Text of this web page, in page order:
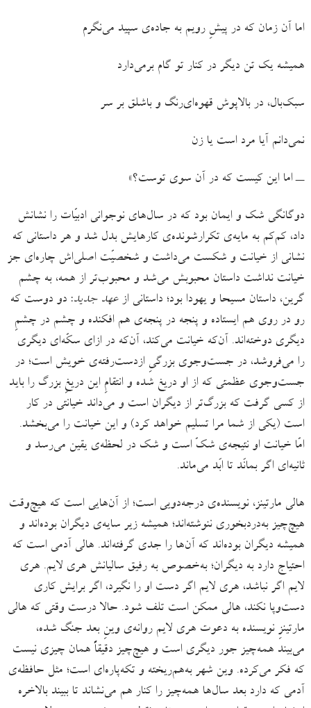
اما آن زمان که در پیشِ رویم به جاده‌ی سپید می‌نگرم
همیشه یک تن دیگر در کنار تو گام برمی‌دارد
سبک‌بال، در بالاپوش قهوه‌ای‌رنگ و باشلق بر سر
نمی‌دانم آیا مرد است یا زن
ــ اما این کیست که در آن سوی توست؟»
دوگانگی شک و ایمان بود که در سال‌های نوجوانی ادبیّات را نشانش
داد، کم‌کم به مایه‌ی تکرارشونده‌ی کارهایش بدل شد و هر داستانی که
نشانی از خیانت و شکست می‌داشت و شخصیّت اصلی‌اش چاره‌ای جز
خیانت نداشت داستان محبوبش می‌‌شد و محبوب‌تر از همه، به چشم
گرین، داستان مسیحا و یهودا بود؛ داستانی ازعهد جدید: دو دوست که
رو در روی هم ایستاده‌ و پنجه در پنجه‌ی هم افکنده‌ و چشم در چشمِ
دیگری دوخته‌اند. آن‌که خیانت می‌کند، آن‌که در ازای سکّه‌ای دیگری
را می‌فروشد، در جست‌وجوی بزرگیِ ازدست‌رفته‌ی خویش است؛ در
جست‌وجوی عظمتی که از او دریغ شده و انتقامِ این دریغِ بزرگ را باید
از کسی گرفت که بزرگ‌تر از دیگران است و می‌داند خیانتی در کار
است (یکی از شما مرا تسلیم خواهد کرد) و این خیانت را می‌بخشد.
امّا خیانت او نتیجه‌ی شکّ است و شک در لحظه‌ی یقین می‌رسد و
ثانیه‌ای اگر بمانَد تا ابَد می‌ماند.
هالی مارتینز، نویسنده‌ی درجه‌دویی است؛ از آن‌هایی است که هیچ‌وقت
هیچ‌چیز به‌دردبخوری ننوشته‌اند؛ همیشه زیر سایه‌ی دیگران بوده‌اند و
همیشه دیگران بوده‌اند که آن‌ها را جدی گرفته‌اند. هالی آدمی است که
احتیاج دارد به دیگران؛ به‌خصوص به رفیق سالیانش هری لایم. هری
لایم اگر نباشد، هری لایم اگر دست او را نگیرد، اگر برایش کاری
دست‌وپا نکند، هالی ممکن است تلف شود. حالا درست وقتی که هالی
مارتینزِ نویسنده به دعوت هری لایم روانه‌ی وینِ بعد جنگ شده،
می‌بیند همه‌چیز جور دیگری است و هیچ‌چیز دقیقاً همان چیزی نیست
که فکر می‌کرده. وین شهر به‌هم‌ریخته و تکه‌پاره‌ای است؛ مثل حافظه‌ی
آدمی که دارد بعد سال‌ها همه‌چیز را کنار هم می‌نشاند تا ببیند بالاخره